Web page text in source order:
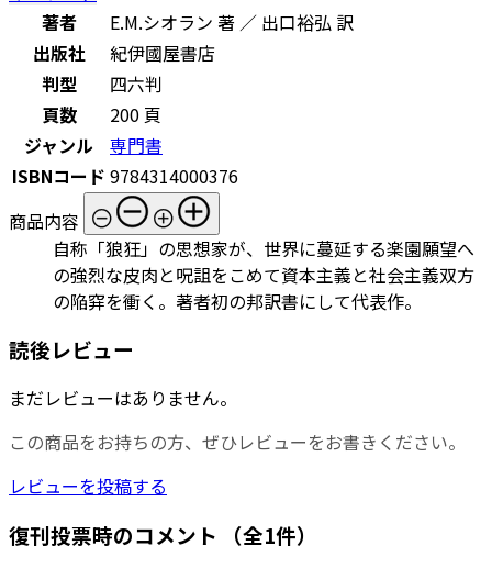
著者
E.M.シオラン 著 ／ 出口裕弘 訳
出版社
紀伊國屋書店
判型
四六判
頁数
200 頁
ジャンル
専門書
ISBNコード 9784314000376
商品内容
自称「狼狂」の思想家が、世界に蔓延する楽園願望へ
の強烈な皮肉と呪詛をこめて資本主義と社会主義双方
の陥穽を衝く。著者初の邦訳書にして代表作。
読後レビュー
まだレビューはありません。
この商品をお持ちの方、ぜひレビューをお書きください。
レビューを投稿する
復刊投票時のコメント （全1件）